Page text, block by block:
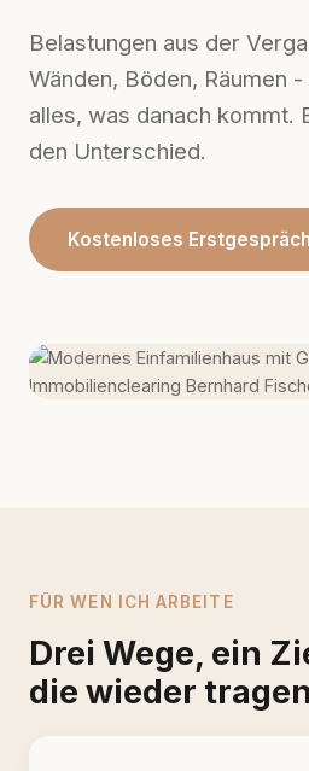
Belastungen aus der
Wänden, Böden, Räumen
alles, was danach kommt.
den Unterschied.
Kostenloses
FÜR WEN ICH ARBEITE
Drei Wege, ein
die wieder tragen